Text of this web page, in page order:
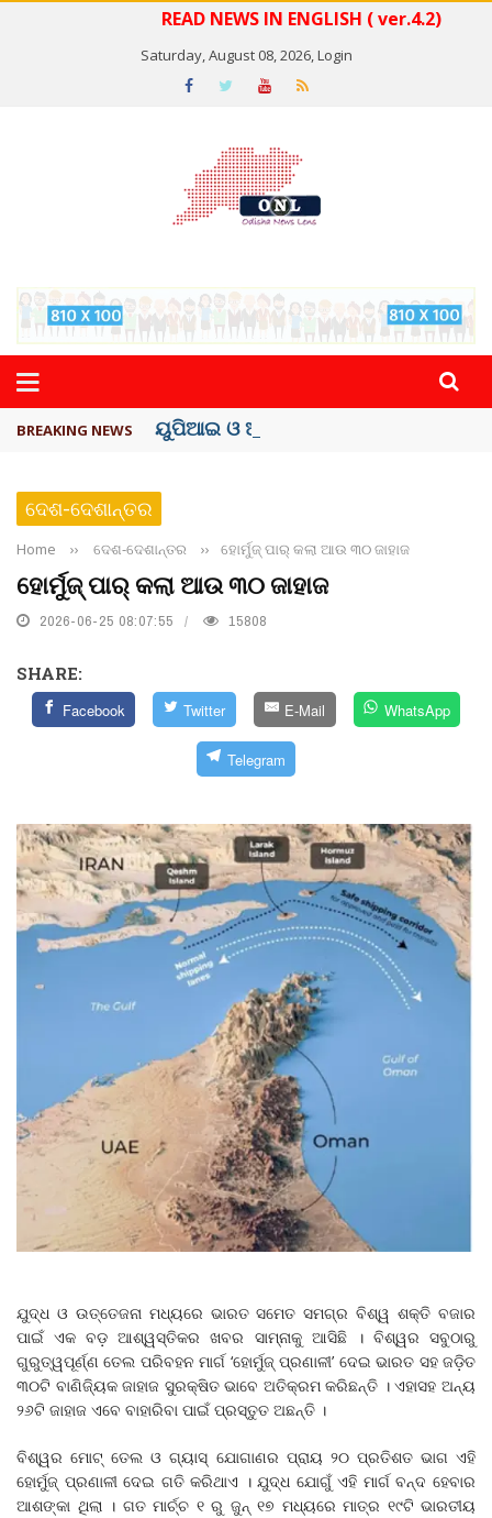
READ NEWS IN ENGLISH ( ver.4.2)
Saturday, August 08, 2026,Login
BREAKING NEWS ୟୁପିଆଇ ଓ ଅନ୍ୟାନ୍ୟ ଡିଜିଟାଲ୍ ନେଣଦେଣ ...
ଦେଶ-ଦେଶାନ୍ତର
Home ›› ଦେଶ-ଦେଶାନ୍ତର ›› ହୋର୍ମୁଜ୍ ପାର୍ କଲା ଆଉ ୩୦ ଜାହାଜ
ହୋର୍ମୁଜ୍ ପାର୍ କଲା ଆଉ ୩୦ ଜାହାଜ
2026-06-25 08:07:55 15808
SHARE:
Facebook Twitter E-Mail WhatsApp
Telegram
ଯୁଦ୍ଧ ଓ ଉତ୍ତେଜନା ମଧ୍ୟରେ ଭାରତ ସମେତ ସମଗ୍ର ବିଶ୍ୱ ଶକ୍ତି ବଜାର
ପାଇଁ ଏକ ବଡ଼ ଆଶ୍ୱସ୍ତିକର ଖବର ସାମ୍ନାକୁ ଆସିଛି । ବିଶ୍ୱର ସବୁଠାରୁ
ଗୁରୁତ୍ୱପୂର୍ଣ୍ଣ ତେଲ ପରିବହନ ମାର୍ଗ ‘ହୋର୍ମୁଜ୍ ପ୍ରଣାଳୀ’ ଦେଇ ଭାରତ ସହ ଜଡ଼ିତ
୩୦ଟି ବାଣିଜ୍ୟିକ ଜାହାଜ ସୁରକ୍ଷିତ ଭାବେ ଅତିକ୍ରମ କରିଛନ୍ତି । ଏହାସହ ଅନ୍ୟ
୨୬ଟି ଜାହାଜ ଏବେ ବାହାରିବା ପାଇଁ ପ୍ରସ୍ତୁତ ଅଛନ୍ତି ।
ବିଶ୍ୱର ମୋଟ୍ ତେଲ ଓ ଗ୍ୟାସ୍ ଯୋଗାଣର ପ୍ରାୟ ୨୦ ପ୍ରତିଶତ ଭାଗ ଏହି
ହୋର୍ମୁଜ୍ ପ୍ରଣାଳୀ ଦେଇ ଗତି କରିଥାଏ । ଯୁଦ୍ଧ ଯୋଗୁଁ ଏହି ମାର୍ଗ ବନ୍ଦ ହେବାର
ଆଶଙ୍କା ଥିଲା । ଗତ ମାର୍ଚ୍ଚ ୧ ରୁ ଜୁନ୍ ୧୭ ମଧ୍ୟରେ ମାତ୍ର ୧୯ଟି ଭାରତୀୟ